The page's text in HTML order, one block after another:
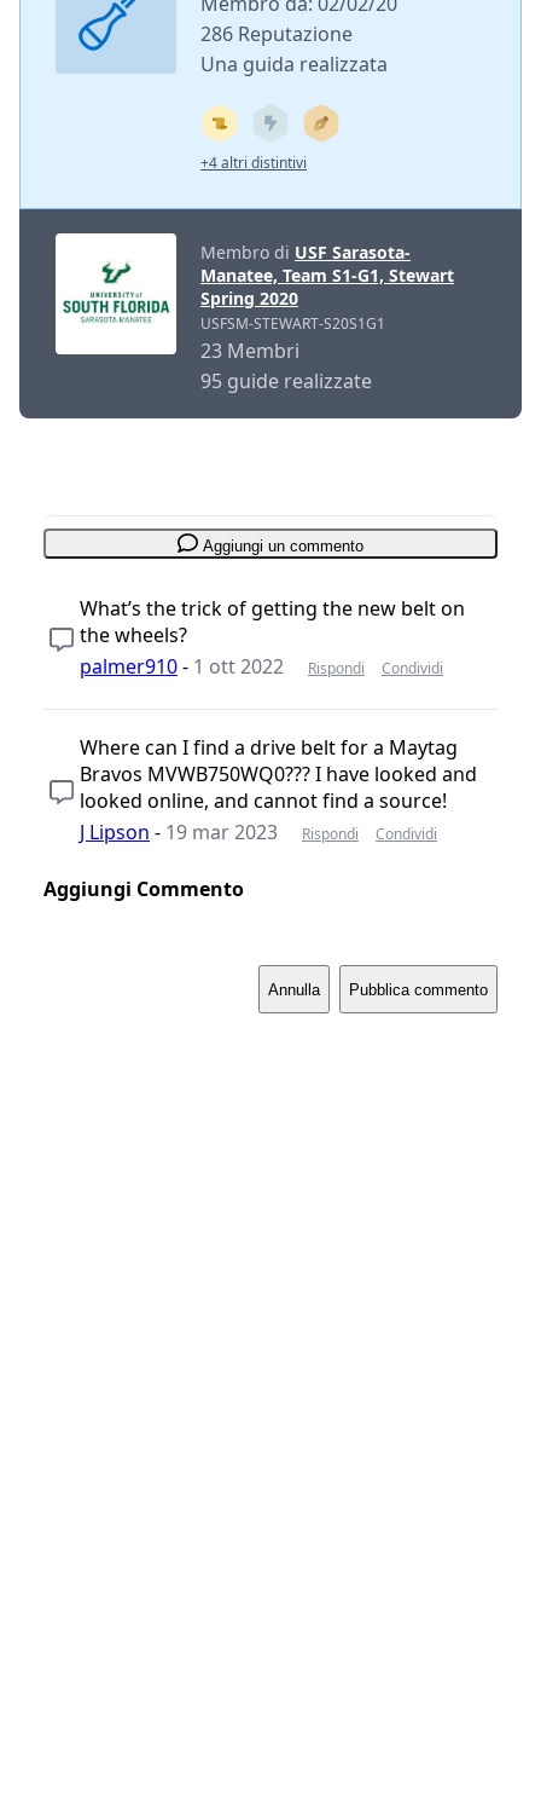
286 Reputazione
Una guida realizzata
+4 altri distintivi
Membro di USF Sarasota-
Manatee, Team S1-G1, Stewart
Spring 2020
USFSM-STEWART-S20S1G1
23 Membri
95 guide realizzate
Aggiungi un commento
What’s the trick of getting the new belt on
the wheels?
palmer910- 1 ott 2022 Rispondi Condividi
Where can I find a drive belt for a Maytag
Bravos MVWB750WQ0??? I have looked and
looked online, and cannot find a source!
J Lipson - 19 mar 2023 Rispondi Condividi
Aggiungi Commento
Annulla Pubblica commento